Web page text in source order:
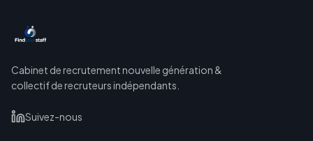
Cabinet de recrutement nouvelle génération &
collectif de recruteurs indépendants.
Suivez-nous